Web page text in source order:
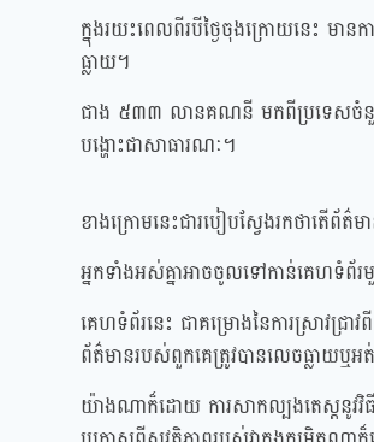
ក្នុងរយះពេលពីរបីថ្ងៃចុងក្រោយនេះ​​ មា
ធ្លាយ។
ជាង ៥៣៣ លានគណនី មកពីប្រទេសចំនួ
បង្ហោះជាសាធារណៈ។
ខាងក្រោមនេះជារបៀបស្វែងរកថាតើព័ត៌
អ្នកទាំងអស់គ្នាអាចចូលទៅកាន់គេហទំព័
គេហទំព័រនេះ ជាគម្រោងនៃការស្រាវជ្
ព័ត៌មានរបស់ពួកគេត្រូវបានលេចធ្លាយឬអ
យ៉ាងណាក៏ដោយ ការសាកល្បងតេស្តនូវវិធី